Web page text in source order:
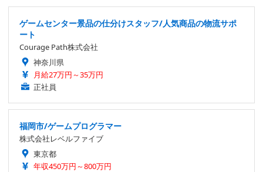
ゲームセンター景品の仕分けスタッフ/人気商品の物流サポ
ート
Courage Path株式会社
神奈川県
月給27万円～35万円
正社員
福岡市/ゲームプログラマー
株式会社レベルファイブ
東京都
年収450万円～800万円